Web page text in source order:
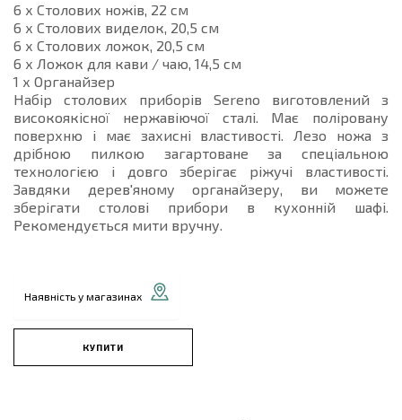
6 х Стoлoвих ножів, 22 см
6 х Столових виделок, 20,5 см
6 х Столових ложок, 20,5 см
6 х Ложок для кави / чаю, 14,5 см
1 х Органайзер
Набір столових приборів Sereno виготовлений з
високоякісної нержавіючої сталі. Має поліровану
поверхню і має захисні властивості. Лезо ножа з
дрібною пилкою загартоване за спеціальною
технологією і довго зберігає ріжучі властивості.
Завдяки дерев'яному органайзеру, ви можете
зберігати столові прибори в кухонній шафі.
Рекомендується мити вручну.
Наявність у магазинах
КУПИТИ